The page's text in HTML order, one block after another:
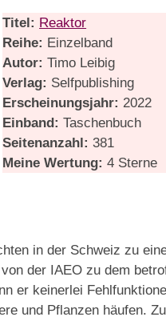
Titel: Reaktor
Reihe: Einzelband
Autor: Timo Leibig
Verlag: Selfpublishing
Erscheinungsjahr: 2022
Einband: Taschenbuch
Seitenanzahl:381
Meine Wertung: 4 Sterne
in der Schweiz zu
der IAEO zu dem
er keinerlei
und Pflanzen häufen.